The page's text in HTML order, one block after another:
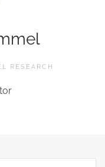
RESEARCH